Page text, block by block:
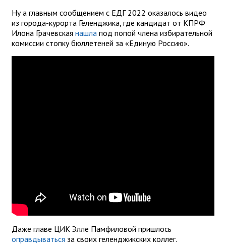
Ну а главным сообщением с ЕДГ 2022 оказалось видео
из города-курорта Геленджика, где кандидат от КПРФ
Илона Грачевская нашла под попой члена избирательной
комиссии стопку бюллетеней за «Единую Россию».
Даже главе ЦИК Элле Памфиловой пришлось
оправдываться за своих геленджикских коллег.